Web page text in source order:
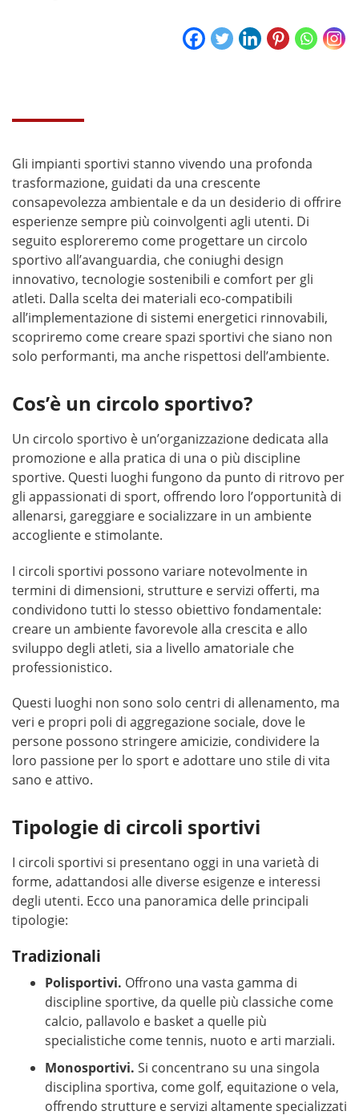
Gli impianti sportivi stanno vivendo una profonda
trasformazione, guidati da una crescente
consapevolezza ambientale e da un desiderio di offrire
esperienze sempre più coinvolgenti agli utenti. Di
seguito esploreremo come progettare un circolo
sportivo all’avanguardia, che coniughi design
innovativo, tecnologie sostenibili e comfort per gli
atleti. Dalla scelta dei materiali eco-compatibili
all’implementazione di sistemi energetici rinnovabili,
scopriremo come creare spazi sportivi che siano non
solo performanti, ma anche rispettosi dell’ambiente.
Cos’è un circolo sportivo?
Un circolo sportivo è un’organizzazione dedicata alla
promozione e alla pratica di una o più discipline
sportive. Questi luoghi fungono da punto di ritrovo per
gli appassionati di sport, offrendo loro l’opportunità di
allenarsi, gareggiare e socializzare in un ambiente
accogliente e stimolante.
I circoli sportivi possono variare notevolmente in
termini di dimensioni, strutture e servizi offerti, ma
condividono tutti lo stesso obiettivo fondamentale:
creare un ambiente favorevole alla crescita e allo
sviluppo degli atleti, sia a livello amatoriale che
professionistico.
Questi luoghi non sono solo centri di allenamento, ma
veri e propri poli di aggregazione sociale, dove le
persone possono stringere amicizie, condividere la
loro passione per lo sport e adottare uno stile di vita
sano e attivo.
Tipologie di circoli sportivi
I circoli sportivi si presentano oggi in una varietà di
forme, adattandosi alle diverse esigenze e interessi
degli utenti. Ecco una panoramica delle principali
tipologie:
Tradizionali
Polisportivi. Offrono una vasta gamma di
discipline sportive, da quelle più classiche come
calcio, pallavolo e basket a quelle più
specialistiche come tennis, nuoto e arti marziali.
Monosportivi. Si concentrano su una singola
disciplina sportiva, come golf, equitazione o vela,
offrendo strutture e servizi altamente specializzati